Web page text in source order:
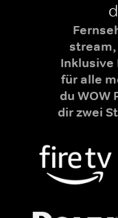
Inklusive
für alle
du WOW
dir zwei